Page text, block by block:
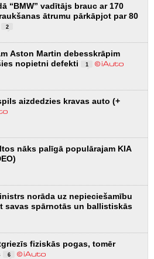
“BMW” vadītājs brauc ar 170
ātrumu pārkāpjot par 80
2
Aston Martin debesskrāpim
nopietni defekti
1
aizdedzies kravas auto (+
nāks palīgā populārajam KIA
norāda uz nepieciešamību
savas spārnotās un ballistiskās
fiziskās pogas, tomēr
6